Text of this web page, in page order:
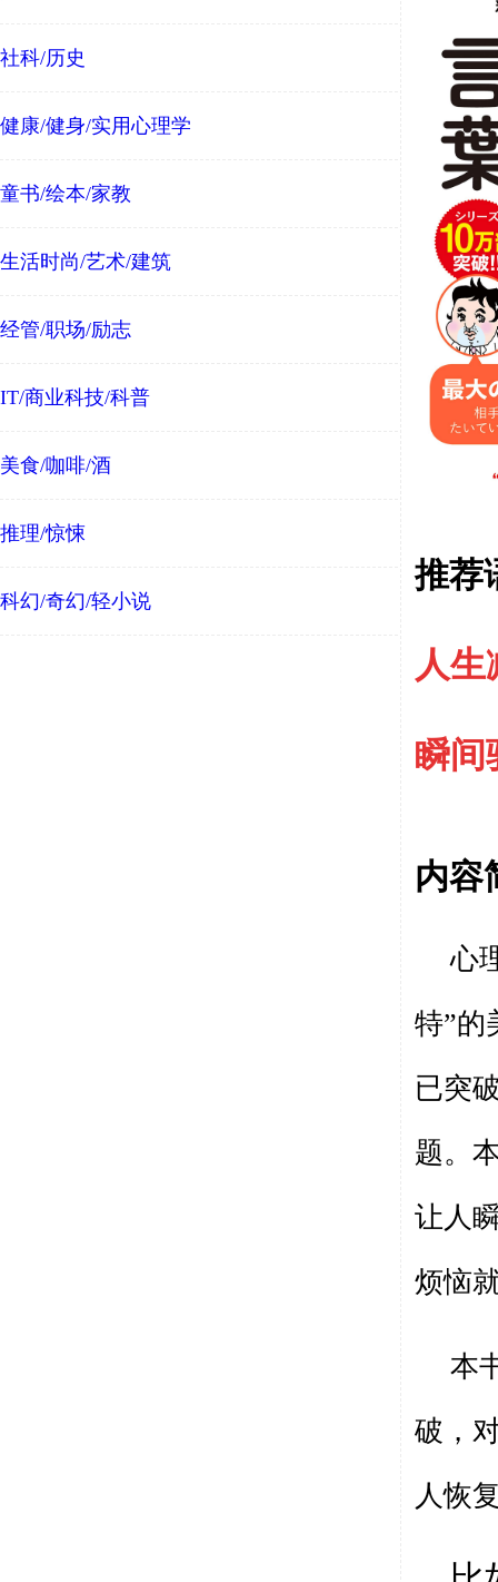
社科/历史
健康/健身/实用心理学
童书/绘本/家教
生活时尚/艺术/建筑
经管/职场/励志
IT/商业科技/科普
美食/咖啡/酒
推理/惊悚
科幻/奇幻/轻小说
推荐
人生
瞬间
内容
心
特”的
已突
题。
让人
烦恼
本
破，
人恢